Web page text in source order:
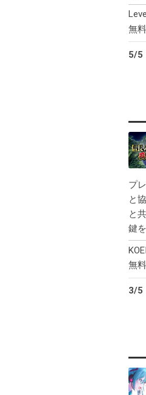
無料
5/5
プ
と
と
鍵
無料
3/5